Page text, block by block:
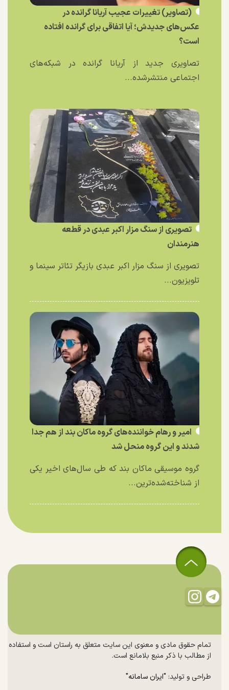
(تصاویر) تغییرات عجیب آریانا گرانده در
عکس‌های جدیدش؛ آیا اتفاقی برای گرانده افتاده
است؟
تصاویری جدید از آریانا گرانده در شبکه‌های
اجتماعی منتشرشده...
تصویری از سنگ مزار اکبر عبدی در قطعه
هنرمندان
تصویری از سنگ مزار اکبر عبدی بازیگر تئاتر سینما و
تلویزیون...
امیر و رهام خواننده‌های گروه ماکان بند از هم جدا
شدند و این گروه منحل شد
گروه موسیقی ماکان بند که طی سال‌های اخیر یکی
از شناخته‌شده‌ترین...
تمام حقوق مادی و معنوی این سایت متعلق به راستان است و استفاده
از مطالب با ذکر منبع بلامانع است.
طراحی و تولید: "ایران سامانه"